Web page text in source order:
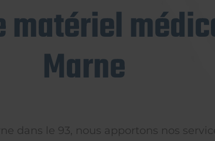
matériel
Marne
dans le 93, nous apportons nos